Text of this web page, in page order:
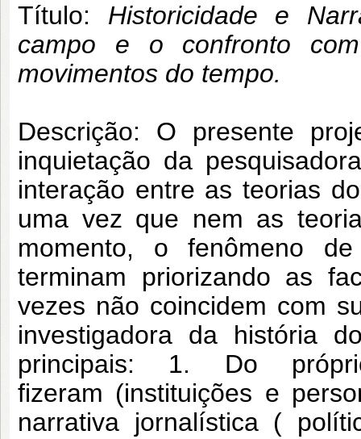
Título: Historicidade e
campo e o confronto
movimentos do tempo.
Descrição: O presente
inquietação da
interação entre as teorias
uma vez que nem as
momento, o fenômeno
terminam priorizando as
vezes não coincidem com
investigadora da história
principais: 1. Do
fizeram (instituições e
narrativa jornalística (